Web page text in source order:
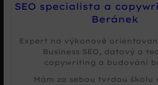
SEO specialista a
Beránek
Expert na výkonově
Business SEO, datový a
copywriting a budování
Mám za sebou tvrdou školu